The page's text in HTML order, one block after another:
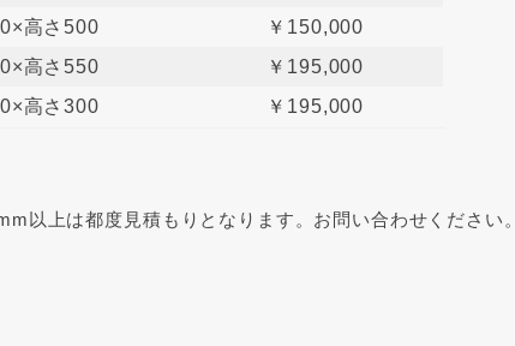
高さ500
￥150,000
高さ550
￥195,000
高さ300
￥195,000
以上は都度見積もりとなります。お問い合わせください。